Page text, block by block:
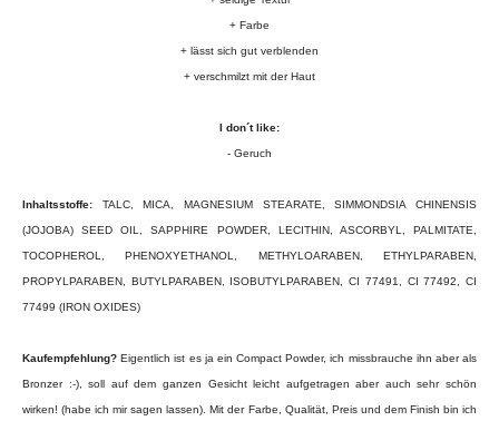
+ Farbe
+ lässt sich gut verblenden
+ verschmilzt mit der Haut
I don´t like:
- Geruch
Inhaltsstoffe: TALC, MICA, MAGNESIUM STEARATE, SIMMONDSIA CHINENSIS
(JOJOBA) SEED OIL, SAPPHIRE POWDER, LECITHIN, ASCORBYL, PALMITATE,
TOCOPHEROL, PHENOXYETHANOL, METHYLOARABEN, ETHYLPARABEN,
PROPYLPARABEN, BUTYLPARABEN, ISOBUTYLPARABEN, CI 77491, CI 77492, CI
77499 (IRON OXIDES)
Kaufempfehlung? Eigentlich ist es ja ein Compact Powder, ich missbrauche ihn aber als
Bronzer :-), soll auf dem ganzen Gesicht leicht aufgetragen aber auch sehr schön
wirken! (habe ich mir sagen lassen). Mit der Farbe, Qualität, Preis und dem Finish bin ich